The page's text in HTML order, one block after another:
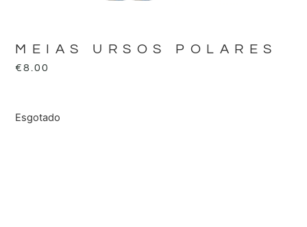
MEIAS URSOS POLARES
€8.00
Esgotado